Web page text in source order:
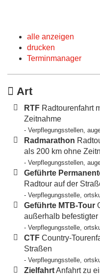
alle anzeigen
drucken
Terminmanager
Art
RTF Radtourenfahrt
Zeitnahme
- Verpflegungsstellen,
Radmarathon
als 200 km ohne
- Verpflegungsstellen,
Geführte
Radtour auf der
- Verpflegungsstelle,
Geführte MTB-Tour
außerhalb befestigter
- Verpflegungsstelle,
CTF Country-
Straßen
- Verpflegungsstelle,
ZielfahrtAnfahrt zu